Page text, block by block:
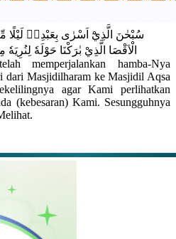
سُبْحٰنَ الَّذِيْٓ اَسْرٰى بِعَبْدِهٖ لَيْلًا
الْاَقْصَا الَّذِيْ بٰرَكْنَا حَوْلَهٗ
memperjalankan hamba-Nya
dari Masjidilharam ke Masjidil Aqsa
agar Kami perlihatkan
(kebesaran) Kami. Sesungguhnya